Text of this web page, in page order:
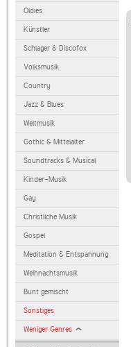
Oldies
Künstler
Schlager & Discofox
Volksmusik
Country
Jazz & Blues
Weltmusik
Gothic & Mittelalter
Soundtracks & Musical
Kinder-Musik
Gay
Christliche Musik
Gospel
Meditation & Entspannung
Weihnachtsmusik
Bunt gemischt
Sonstiges
Weniger Genres